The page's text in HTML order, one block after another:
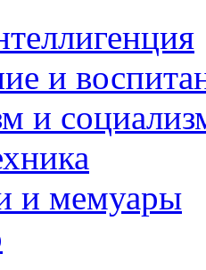
и
и
и мемуары